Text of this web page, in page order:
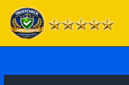
Inhalt
springen